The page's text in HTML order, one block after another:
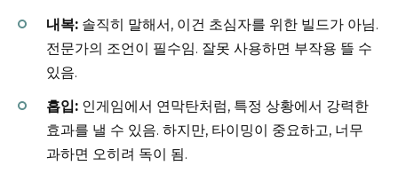
내복: 솔직히 말해서, 이건 초심자를 위한 빌드가 아님.
전문가의 조언이 필수임. 잘못 사용하면 부작용 뜰 수
있음.
흡입: 인게임에서 연막탄처럼, 특정 상황에서 강력한
효과를 낼 수 있음. 하지만, 타이밍이 중요하고, 너무
과하면 오히려 독이 됨.